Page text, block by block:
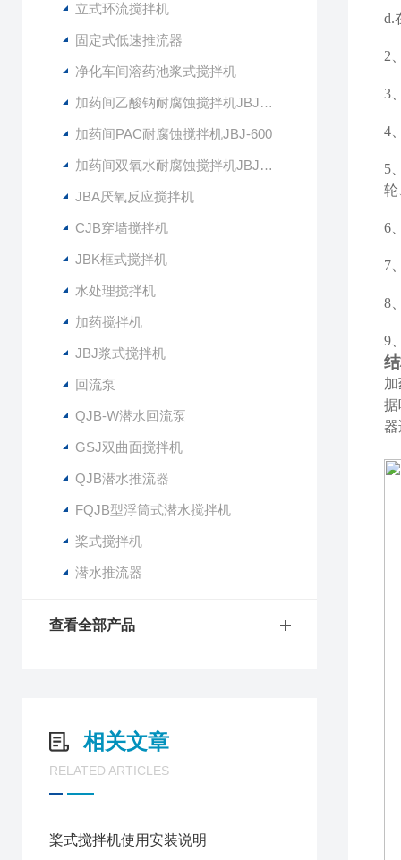
立式环流搅拌机
固定式低速推流器
净化车间溶药池浆式搅拌机
加药间乙酸钠耐腐蚀搅拌机JBJ-400
加药间PAC耐腐蚀搅拌机JBJ-600
加药间双氧水耐腐蚀搅拌机JBJ-300
JBA厌氧反应搅拌机
CJB穿墙搅拌机
JBK框式搅拌机
水处理搅拌机
加药搅拌机
JBJ浆式搅拌机
回流泵
QJB-W潜水回流泵
GSJ双曲面搅拌机
QJB潜水推流器
FQJB型浮筒式潜水搅拌机
桨式搅拌机
潜水推流器
查看全部产品
相关文章
RELATED ARTICLES
桨式搅拌机使用安装说明
d.
2
3
4
5
轮
6
7
8
9
据
器